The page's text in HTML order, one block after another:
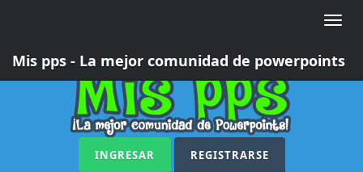
Toggle
Mis pps - La mejor comunidad de powerpoints
INGRESAR REGISTRARSE